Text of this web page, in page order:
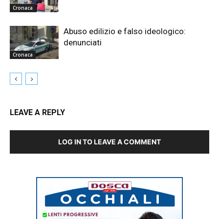
Cronaca
Cronaca
Abuso edilizio e falso ideologico:
denunciati
LEAVE A REPLY
LOG IN TO LEAVE A COMMENT